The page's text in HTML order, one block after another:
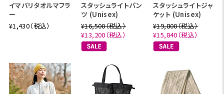
イマバリタオルマフラ
ー
¥1,430（税込）
スタッシュライトパン
ツ (Unisex)
¥16,500（税込）
¥13,200（税込）
スタッシュライトジャ
ケット (Unisex)
¥19,800（税込）
¥15,840（税込）